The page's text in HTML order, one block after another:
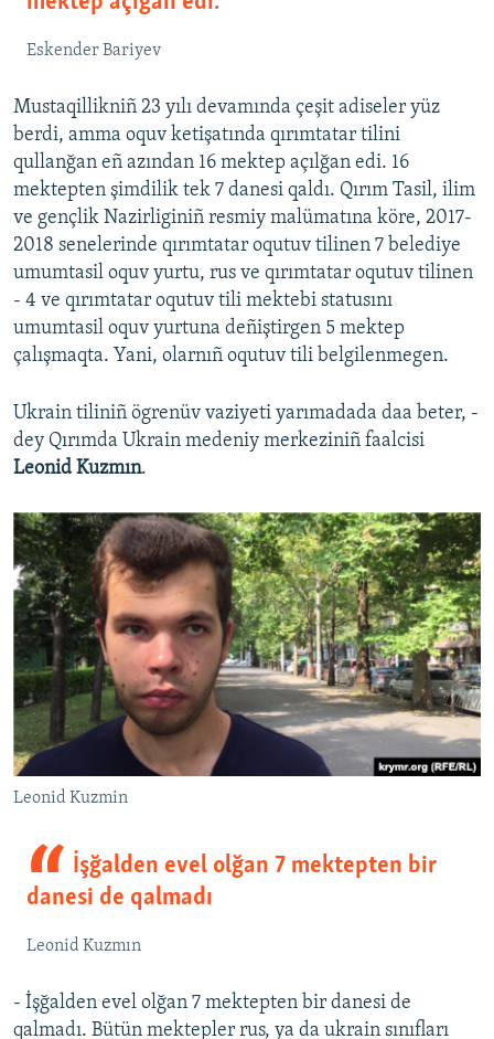
Eskender Bariyev
Mustaqillikniñ 23 yılı devamında çeşit adiseler yüz
berdi, amma oquv ketişatında qırımtatar tilini
qullanğan eñ azından 16 mektep açılğan edi. 16
mektepten şimdilik tek 7 danesi qaldı. Qırım Tasil, ilim
ve gençlik Nazirliginiñ resmiy malümatına köre, 2017-
2018 senelerinde qırımtatar oqutuv tilinen 7 belediye
umumtasil oquv yurtu, rus ve qırımtatar oqutuv tilinen
- 4 ve qırımtatar oqutuv tili mektebi statusını
umumtasil oquv yurtuna deñiştirgen 5 mektep
çalışmaqta. Yani, olarnıñ oqutuv tili belgilenmegen.
Ukrain tiliniñ ögrenüv vaziyeti yarımadada daa beter, -
dey Qırımda Ukrain medeniy merkeziniñ faalcisi
Leonid Kuzmın.
Leonid Kuzmin
İşğalden evel olğan 7 mektepten bir
danesi de qalmadı
Leonid Kuzmın
- İşğalden evel olğan 7 mektepten bir danesi de
qalmadı. Bütün mektepler rus, ya da ukrain sınıfları